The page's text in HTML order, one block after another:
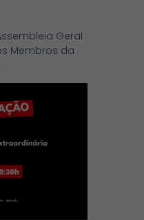
Geral
Membros da